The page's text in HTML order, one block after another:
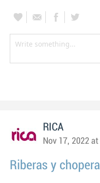
RICA
Nov 17, 2022
Riberas y